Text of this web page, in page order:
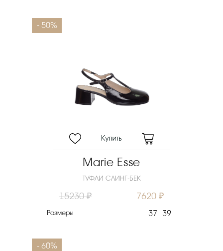
- 50%
Marie Esse
ТУФЛИ СЛИНГ-БЕК
15230 ₽ 7620 ₽
Размеры 37 39
- 60%